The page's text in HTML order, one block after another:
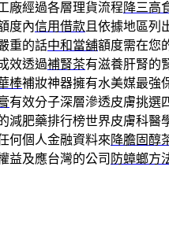
廠經過各層理貨流程 降三高
度內信用借款且依據地區列
重的話中和當舖額度需在您
效透過補腎茶有滋養肝腎的
棒補妝神器擁有水美媒最強
有效分子深層滲透皮膚挑選
減肥藥排行榜世界皮膚科醫
何個人金融資料來 降膽固醇
益及應台灣的公司 防蟑螂方